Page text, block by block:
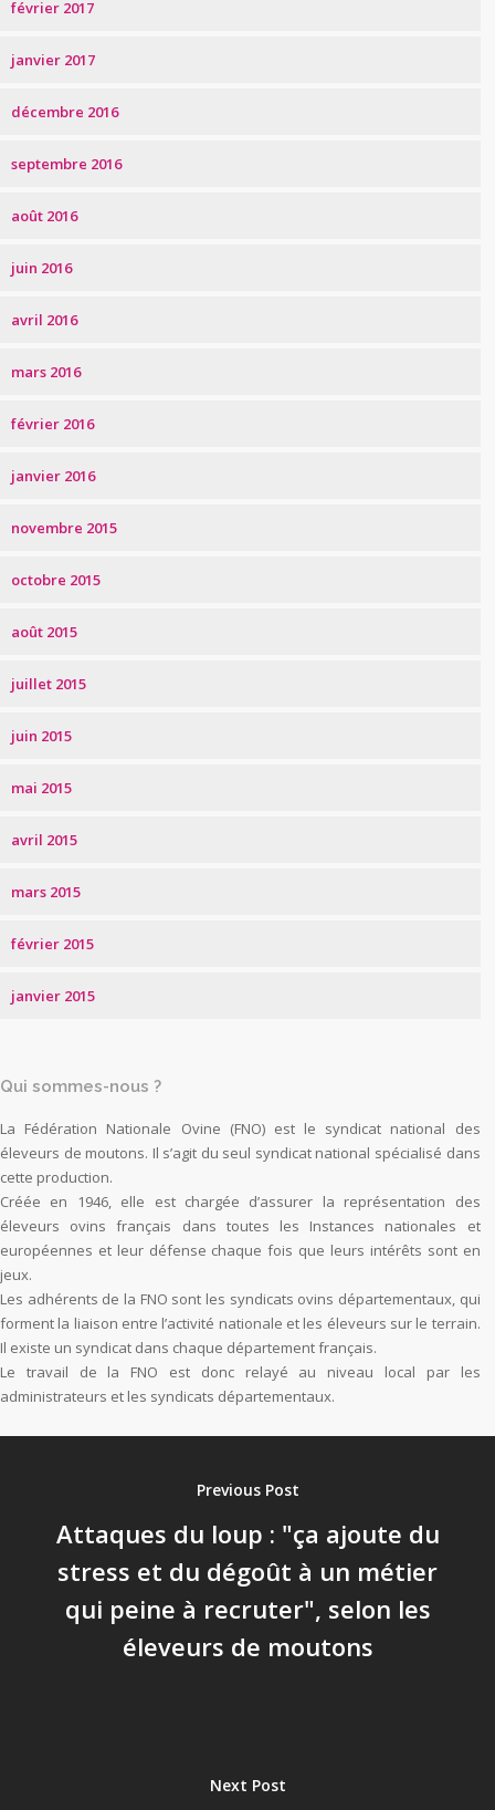
février 2017
janvier 2017
décembre 2016
septembre 2016
août 2016
juin 2016
avril 2016
mars 2016
février 2016
janvier 2016
novembre 2015
octobre 2015
août 2015
juillet 2015
juin 2015
mai 2015
avril 2015
mars 2015
février 2015
janvier 2015
Qui sommes-nous ?
La Fédération Nationale Ovine (FNO) est le syndicat national des
éleveurs de moutons. Il s’agit du seul syndicat national spécialisé dans
cette production.
Créée en 1946, elle est chargée d’assurer la représentation des
éleveurs ovins français dans toutes les Instances nationales et
européennes et leur défense chaque fois que leurs intérêts sont en
jeux.
Les adhérents de la FNO sont les syndicats ovins départementaux, qui
forment la liaison entre l’activité nationale et les éleveurs sur le terrain.
Il existe un syndicat dans chaque département français.
Le travail de la FNO est donc relayé au niveau local par les
administrateurs et les syndicats départementaux.
Previous Post
Attaques du loup : "ça ajoute du
stress et du dégoût à un métier
qui peine à recruter", selon les
éleveurs de moutons
Next Post